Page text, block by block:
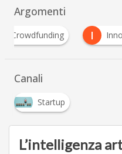
Argomenti
Crowdfunding I
Canali
Startup
L’intelligenza